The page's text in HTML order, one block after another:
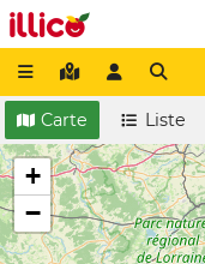
Carte Liste
+
−